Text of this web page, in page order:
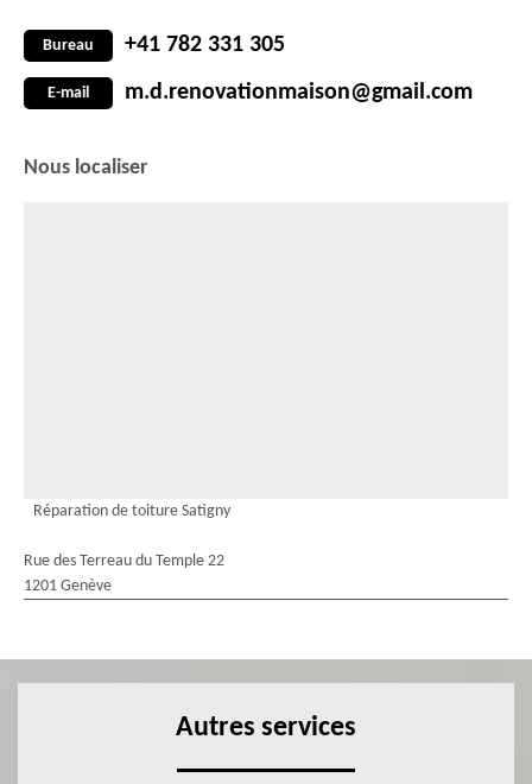
Bureau +41 782 331 305
E-mail m.d.renovationmaison@gmail.com
Nous localiser
Réparation de toiture Satigny
Rue des Terreau du Temple 22
1201 Genève
Autres services